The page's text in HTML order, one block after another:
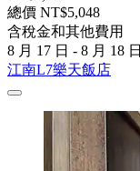
總價 NT$5,048
含稅金和其他費用
8 月 17 日 - 8 月 18 日
江南L7樂天飯店